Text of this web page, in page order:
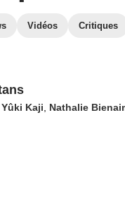
Vidéos Critiques
Yûki Kaji Nathalie